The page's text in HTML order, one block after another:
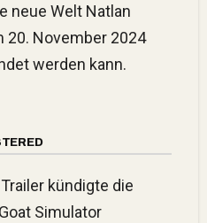
neue Welt Natlan
20. November 2024
werden kann.
Simulator